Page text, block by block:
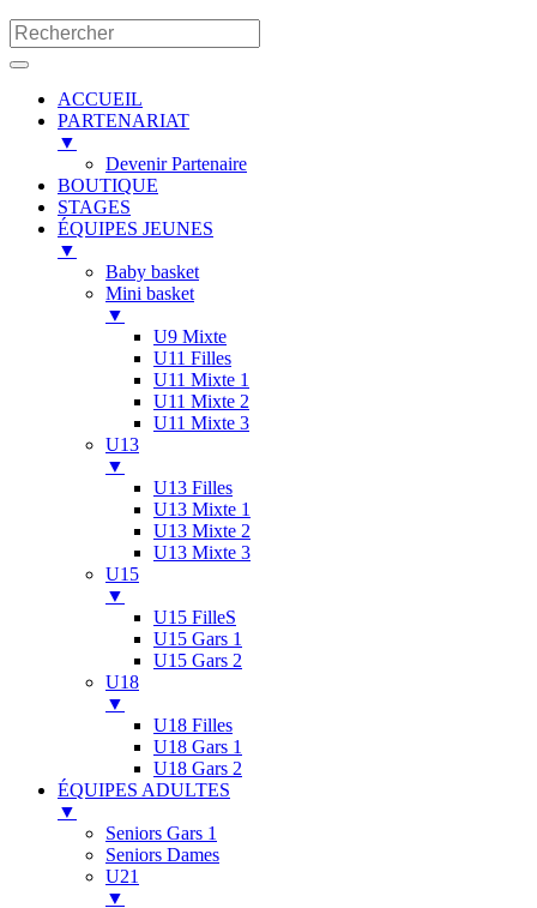
ACCUEIL
PARTENARIAT
▼
Devenir Partenaire
BOUTIQUE
STAGES
ÉQUIPES JEUNES
▼
Baby basket
Mini basket
▼
U9 Mixte
U11 Filles
U11 Mixte 1
U11 Mixte 2
U11 Mixte 3
U13
▼
U13 Filles
U13 Mixte 1
U13 Mixte 2
U13 Mixte 3
U15
▼
U15 FilleS
U15 Gars 1
U15 Gars 2
U18
▼
U18 Filles
U18 Gars 1
U18 Gars 2
ÉQUIPES ADULTES
▼
Seniors Gars 1
Seniors Dames
U21
▼